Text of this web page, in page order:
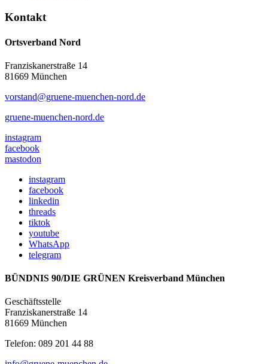
Kontakt
Ortsverband Nord
Franziskanerstraße 14
81669 München
vorstand@gruene-muenchen-nord.de
gruene-muenchen-nord.de
instagram
facebook
mastodon
instagram
facebook
linkedin
threads
tiktok
youtube
WhatsApp
telegram
BÜNDNIS 90/DIE GRÜNEN Kreisverband München
Geschäftsstelle
Franziskanerstraße 14
81669 München
Telefon: 089 201 44 88